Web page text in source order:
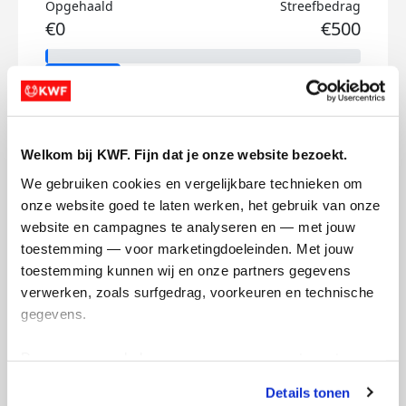
Welkom bij KWF. Fijn dat je onze website bezoekt.
We gebruiken cookies en vergelijkbare technieken om
onze website goed te laten werken, het gebruik van onze
website en campagnes te analyseren en — met jouw
toestemming — voor marketingdoeleinden. Met jouw
toestemming kunnen wij en onze partners gegevens
verwerken, zoals surfgedrag, voorkeuren en technische
gegevens.
tonen. Je kunt je toestemming op elk moment wijzigen of
Details tonen
Opgehaald
€0
Streefbedrag
€500
Doneer